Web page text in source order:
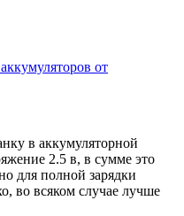
от
в аккумуляторной
2.5 в, в сумме это
для полной зарядки
во всяком случае лучше